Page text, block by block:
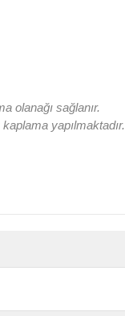
olanağı sağlanır.
yapılmaktadır.